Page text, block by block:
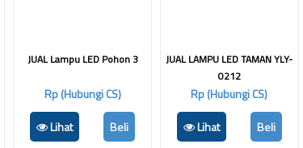
JUAL Lampu LED Pohon 3
Rp (Hubungi CS)
Lihat
Beli
JUAL LAMPU LED TAMAN YLY-
0212
Rp (Hubungi CS)
Lihat
Beli